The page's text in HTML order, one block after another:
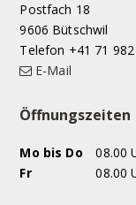
Postfach 18
9606 Bütschwil
Telefon +41 71
E-Mail
Öffnungszeiten
WOCHENTAG
Mo bis Do 08.00
Fr
08.00